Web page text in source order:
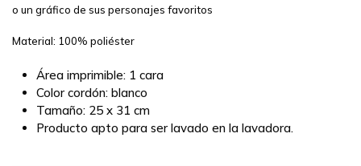
o un gráfico de sus personajes favoritos
Material: 100% poliéster
Área imprimible: 1 cara
Color cordón: blanco
Tamaño: 25 x 31 cm
Producto apto para ser lavado en la lavadora.